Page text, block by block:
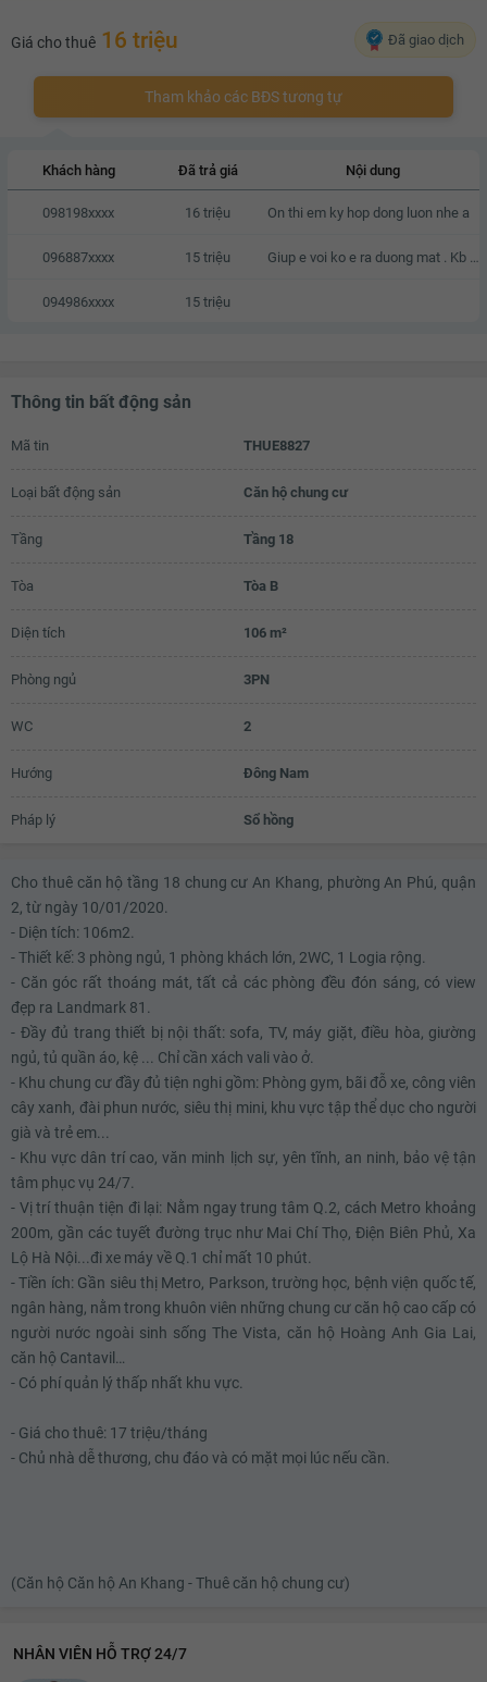
Giá cho thuê 16 triệu Đã giao dịch
Tham khảo các BĐS tương tự
Khách hàng Đã trả giá Nội dung
098198xxxx 16 triệu On thi em ky hop dong luon nhe a
096887xxxx 15 triệu
094986xxxx 15 triệu
Thông tin bất động sản
Mã tin THUE8827
Loại bất động sản Căn hộ chung cư
Tầng Tầng 18
Tòa Tòa B
Diện tích 106 m²
Phòng ngủ 3PN
WC 2
Hướng Đông Nam
Pháp lý Sổ hồng
Cho thuê căn hộ tầng 18 chung cư An Khang, phường An Phú, quận
2, từ ngày 10/01/2020.
- Diện tích: 106m2.
- Thiết kế: 3 phòng ngủ, 1 phòng khách lớn, 2WC, 1 Logia rộng.
- Căn góc rất thoáng mát, tất cả các phòng đều đón sáng, có view
đẹp ra Landmark 81.
- Đầy đủ trang thiết bị nội thất: sofa, TV, máy giặt, điều hòa, giường
ngủ, tủ quần áo, kệ ... Chỉ cần xách vali vào ở.
- Khu chung cư đầy đủ tiện nghi gồm: Phòng gym, bãi đỗ xe, công viên
cây xanh, đài phun nước, siêu thị mini, khu vực tập thể dục cho người
già và trẻ em...
- Khu vực dân trí cao, văn minh lịch sự, yên tĩnh, an ninh, bảo vệ tận
tâm phục vụ 24/7.
- Vị trí thuận tiện đi lại: Nằm ngay trung tâm Q.2, cách Metro khoảng
200m, gần các tuyết đường trục như Mai Chí Thọ, Điện Biên Phủ, Xa
Lộ Hà Nội...đi xe máy về Q.1 chỉ mất 10 phút.
- Tiền ích: Gần siêu thị Metro, Parkson, trường học, bệnh viện quốc tế,
ngân hàng, nằm trong khuôn viên những chung cư căn hộ cao cấp có
người nước ngoài sinh sống The Vista, căn hộ Hoàng Anh Gia Lai,
căn hộ Cantavil…
- Có phí quản lý thấp nhất khu vực.
- Giá cho thuê: 17 triệu/tháng
- Chủ nhà dễ thương, chu đáo và có mặt mọi lúc nếu cần.
(Căn hộ Căn hộ An Khang - Thuê căn hộ chung cư)
NHÂN VIÊN HỖ TRỢ 24/7